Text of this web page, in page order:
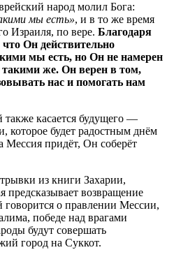
народ молил Бога:
мы есть», и в то же время
Израиля, по вере. Благодаря
Он действительно
мы есть, но Он не намерен
такими же. Он верен в том,
нас и помогать нам
касается будущего —
которое будет радостным днём
Мессия придёт, Он соберёт
из книги Захарии,
предсказывает возвращение
о правлении Мессии,
победе над врагами
будут совершать
город на Суккот.